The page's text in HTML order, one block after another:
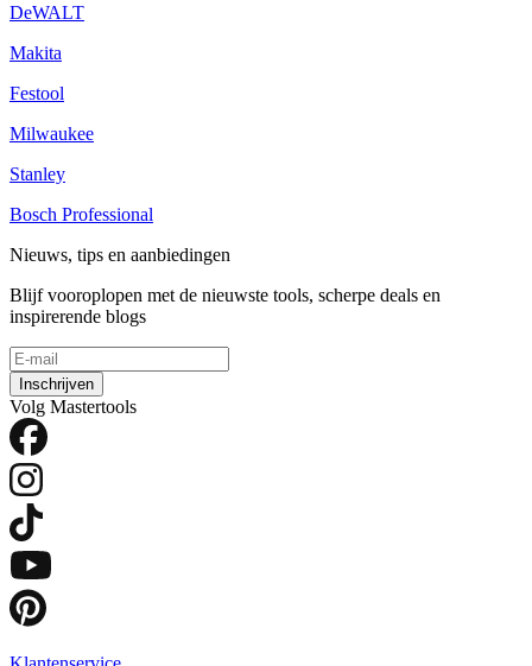
DeWALT
Makita
Festool
Milwaukee
Stanley
Bosch Professional
Nieuws, tips en aanbiedingen
Blijf vooroplopen met de nieuwste tools, scherpe deals en
inspirerende blogs
Inschrijven
Volg Mastertools